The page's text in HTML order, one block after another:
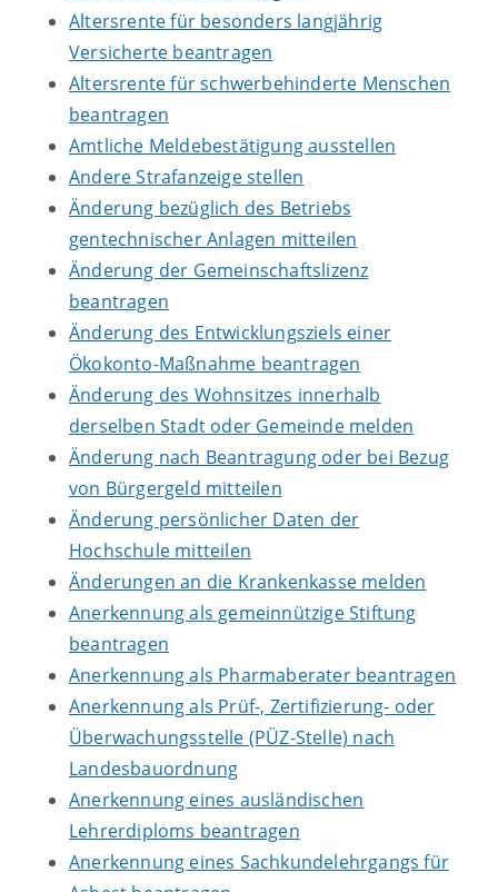
Altersrente für besonders langjährig
Versicherte beantragen
Altersrente für schwerbehinderte Menschen
beantragen
Amtliche Meldebestätigung ausstellen
Andere Strafanzeige stellen
Änderung bezüglich des Betriebs
gentechnischer Anlagen mitteilen
Änderung der Gemeinschaftslizenz
beantragen
Änderung des Entwicklungsziels einer
Ökokonto-Maßnahme beantragen
Änderung des Wohnsitzes innerhalb
derselben Stadt oder Gemeinde melden
Änderung nach Beantragung oder bei Bezug
von Bürgergeld mitteilen
Änderung persönlicher Daten der
Hochschule mitteilen
Änderungen an die Krankenkasse melden
Anerkennung als gemeinnützige Stiftung
beantragen
Anerkennung als Pharmaberater beantragen
Anerkennung als Prüf-, Zertifizierung- oder
Überwachungsstelle (PÜZ-Stelle) nach
Landesbauordnung
Anerkennung eines ausländischen
Lehrerdiploms beantragen
Anerkennung eines Sachkundelehrgangs für